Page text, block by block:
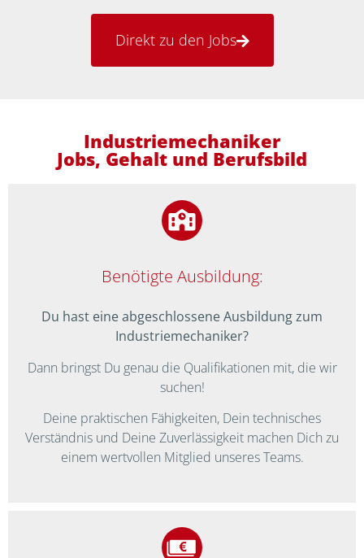
Direkt zu den Jobs
Industriemechaniker
Jobs, Gehalt und Berufsbild
Benötigte Ausbildung:
Du hast eine abgeschlossene Ausbildung zum
Industriemechaniker?
Dann bringst Du genau die Qualifikationen mit, die wir
suchen!
Deine praktischen Fähigkeiten, Dein technisches
Verständnis und Deine Zuverlässigkeit machen Dich zu
einem wertvollen Mitglied unseres Teams.